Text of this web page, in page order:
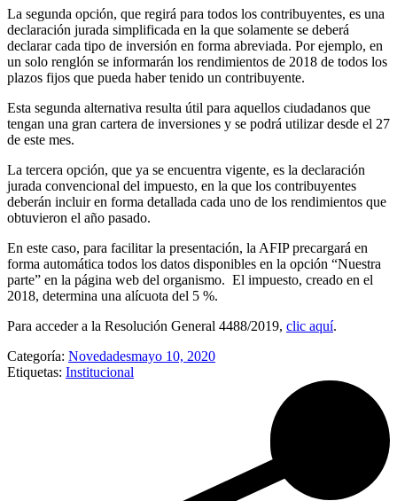
La segunda opción, que regirá para todos los contribuyentes, es una
declaración jurada simplificada en la que solamente se deberá
declarar cada tipo de inversión en forma abreviada. Por ejemplo, en
un solo renglón se informarán los rendimientos de 2018 de todos los
plazos fijos que pueda haber tenido un contribuyente.
Esta segunda alternativa resulta útil para aquellos ciudadanos que
tengan una gran cartera de inversiones y se podrá utilizar desde el 27
de este mes.
La tercera opción, que ya se encuentra vigente, es la declaración
jurada convencional del impuesto, en la que los contribuyentes
deberán incluir en forma detallada cada uno de los rendimientos que
obtuvieron el año pasado.
En este caso, para facilitar la presentación, la AFIP precargará en
forma automática todos los datos disponibles en la opción “Nuestra
parte” en la página web del organismo. El impuesto, creado en el
2018, determina una alícuota del 5 %.
Para acceder a la Resolución General 4488/2019, clic aquí.
Categoría: Novedadesmayo 10, 2020
Etiquetas: Institucional